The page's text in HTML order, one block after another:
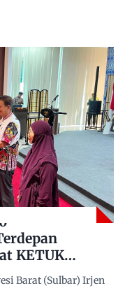
KETUK
Barat (Sulbar) Irjen